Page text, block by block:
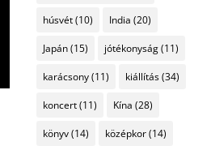
húsvét(10) India (20)
Japán(15) jótékonyság(11)
karácsony(11) kiállítás(34)
koncert(11) Kína (28)
könyv(14) középkor(14)